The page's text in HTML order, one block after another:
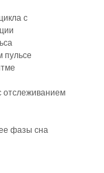
с
пульсе
отслеживанием
фазы сна